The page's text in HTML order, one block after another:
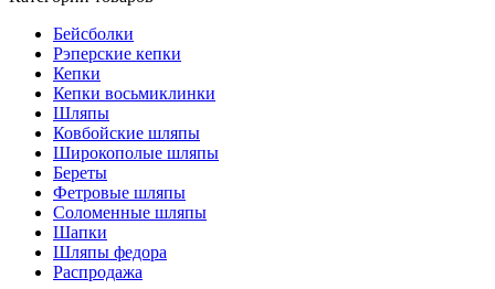
Бейсболки
Рэперские кепки
Кепки
Кепки восьмиклинки
Шляпы
Ковбойские шляпы
Широкополые шляпы
Береты
Фетровые шляпы
Соломенные шляпы
Шапки
Шляпы федора
Распродажа